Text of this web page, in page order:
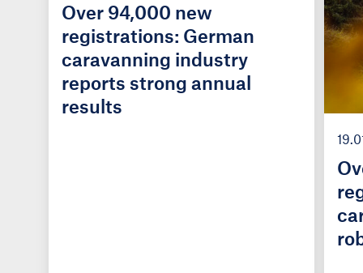
Over 94,000 new
registrations: German
caravanning industry
reports strong annual
results